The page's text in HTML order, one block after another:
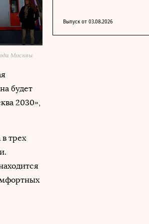
Москвы
будет
2030»,
трех
Выпуск от 03.08.2026